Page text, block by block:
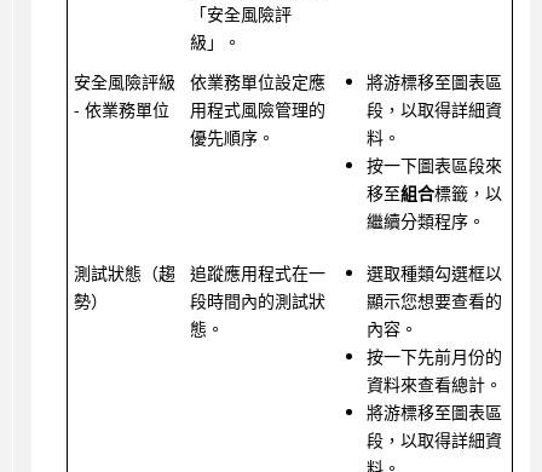
「安全風險評
級」。
安全風險評級
- 依業務單位
依業務單位設定應
用程式風險管理的
優先順序。
將游標移至圖表區
段，以取得詳細資
料。
按一下圖表區段來
移至組合標籤，以
繼續分類程序。
測試狀態（趨
勢）
追蹤應用程式在一
段時間內的測試狀
態。
選取種類勾選框以
顯示您想要查看的
內容。
按一下先前月份的
資料來查看總計。
將游標移至圖表區
段，以取得詳細資